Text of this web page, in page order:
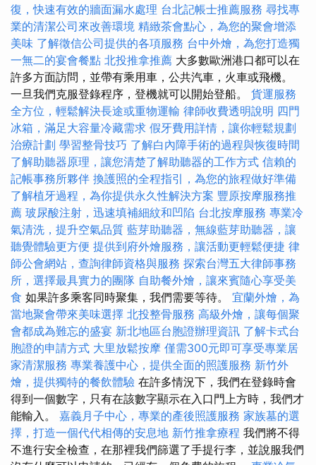
復，快速有效的牆面漏水處理 台北記帳士推薦服務 尋找專
業的清潔公司來改善環境 精緻茶會點心，為您的聚會增添
美味 了解徵信公司提供的各項服務 台中外燴，為您打造獨
一無二的宴會餐點 北投推拿推薦 大多數歐洲港口都可以在
許多方面訪問，並帶有乘用車，公共汽車，火車或飛機。
一旦我們克服登錄程序，登機就可以開始登船。 貨運服務
全方位，輕鬆解決長途或重物運輸 律師收費透明說明 四門
冰箱，滿足大容量冷藏需求 假牙費用詳情，讓你輕鬆規劃
治療計劃 學習整骨技巧 了解白內障手術的過程與恢復時間
了解助聽器原理，讓您清楚了解助聽器的工作方式 信賴的
記帳事務所夥伴 換護照的全程指引，為您的旅程做好準備
了解植牙過程，為你提供永久性解決方案 豐原按摩服務推
薦 玻尿酸注射，迅速填補細紋和凹陷 台北按摩服務 專業冷
氣清洗，提升空氣品質 藍芽助聽器，無線藍芽助聽器，讓
聽覺體驗更方便 提供到府外燴服務，讓活動更輕鬆便捷 律
師公會網站，查詢律師資格與服務 探索台灣五大律師事務
所，選擇最具實力的團隊 自助餐外燴，讓來賓隨心享受美
食 如果許多乘客同時聚集，我們需要等待。 宜蘭外燴，為
當地聚會帶來美味選擇 北投整骨服務 高級外燴，讓每個聚
會都成為難忘的盛宴 新北地區台胞證辦理資訊 了解卡式台
胞證的申請方式 大里放鬆按摩 僅需300元即可享受專業居
家清潔服務 專業養護中心，提供全面的照護服務 新竹外
燴，提供獨特的餐飲體驗 在許多情況下，我們在登錄時會
得到一個數字，只有在該數字顯示在入口門上方時，我們才
能輸入。 嘉義月子中心，專業的產後照護服務 家族墓的選
擇，打造一個代代相傳的安息地 新竹推拿療程 我們將不得
不進行安全檢查，在那裡我們篩選了手提行李，並說服我們